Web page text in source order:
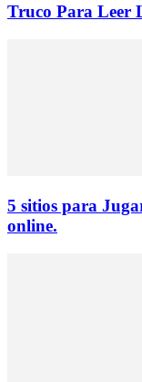
Truco Para Leer
5 sitios para
online.